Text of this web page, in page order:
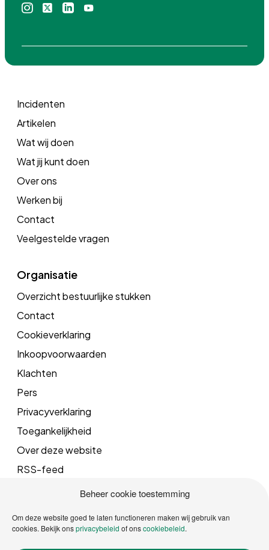
Beheer cookie toestemming
Om deze website goed te laten functioneren maken wij gebruik van
cookies. Bekijk onsprivacybeleid of onscookiebeleid.
InstagramLinkedin
Incidenten
Artikelen
Wat wij doen
Wat jij kunt doen
Over ons
Werken bij
Contact
Veelgestelde vragen
Organisatie
Overzicht bestuurlijke stukken
Contact
Cookieverklaring
Inkoopvoorwaarden
Klachten
Pers
Privacyverklaring
Toegankelijkheid
Over deze website
RSS-feed
Mail